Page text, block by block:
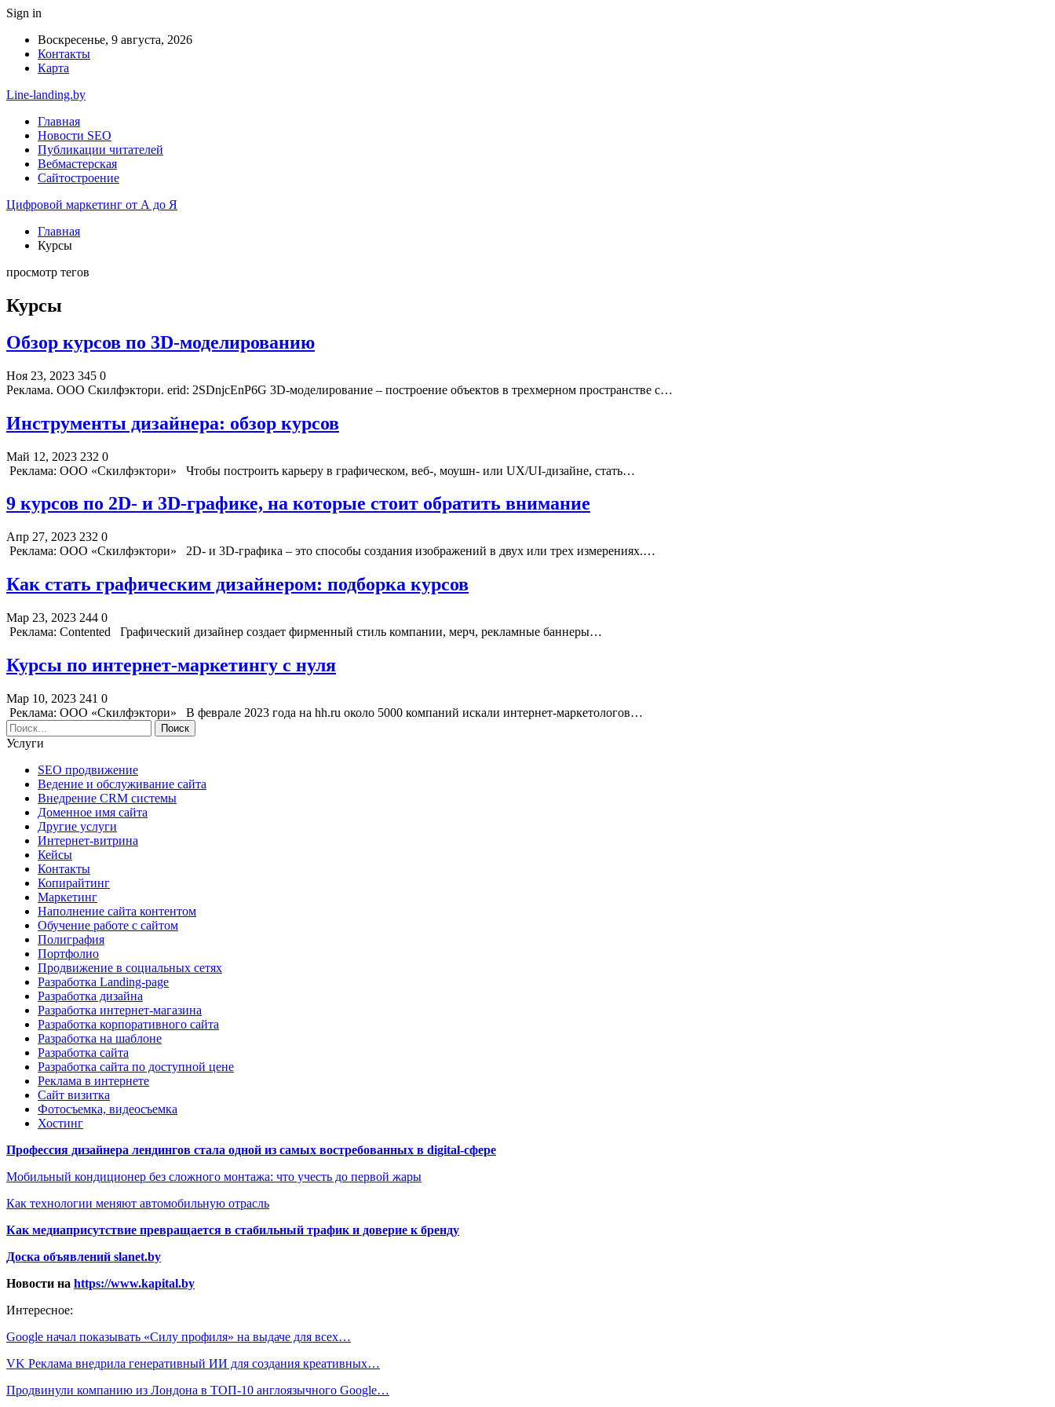
Sign in
Воскресенье, 9 августа, 2026
Контакты
Карта
Line-landing.by
Главная
Новости SEO
Публикации читателей
Вебмастерская
Сайтостроение
Цифровой маркетинг от А до Я
Главная
Курсы
просмотр тегов
Курсы
Обзор курсов по 3D-моделированию
Ноя 23, 2023 345 0
Реклама. ООО Скилфэктори. erid: 2SDnjcEnP6G 3D-моделирование – построение объектов в трехмерном пространстве с…
Инструменты дизайнера: обзор курсов
Май 12, 2023 232 0
Реклама: ООО «Скилфэктори» Чтобы построить карьеру в графическом, веб-, моушн- или UX/UI-дизайне, стать…
9 курсов по 2D- и 3D-графике, на которые стоит обратить внимание
Апр 27, 2023 232 0
Реклама: ООО «Скилфэктори» 2D- и 3D-графика – это способы создания изображений в двух или трех измерениях.…
Как стать графическим дизайнером: подборка курсов
Мар 23, 2023 244 0
Реклама: Contented Графический дизайнер создает фирменный стиль компании, мерч, рекламные баннеры…
Курсы по интернет-маркетингу с нуля
Мар 10, 2023 241 0
Реклама: ООО «Скилфэктори» В феврале 2023 года на hh.ru около 5000 компаний искали интернет-маркетологов…
Услуги
SEO продвижение
Ведение и обслуживание сайта
Внедрение CRM системы
Доменное имя сайта
Другие услуги
Интернет-витрина
Кейсы
Контакты
Копирайтинг
Маркетинг
Наполнение сайта контентом
Обучение работе с сайтом
Полиграфия
Портфолио
Продвижение в социальных сетях
Разработка Landing-page
Разработка дизайна
Разработка интернет-магазина
Разработка корпоративного сайта
Разработка на шаблоне
Разработка сайта
Разработка сайта по доступной цене
Реклама в интернете
Сайт визитка
Фотосъемка, видеосъемка
Хостинг
Профессия дизайнера лендингов стала одной из самых востребованных в digital-сфере
Мобильный кондиционер без сложного монтажа: что учесть до первой жары
Как технологии меняют автомобильную отрасль
Как медиаприсутствие превращается в стабильный трафик и доверие к бренду
Доска объявлений slanet.by
Новости на https://www.kapital.by
Интересное:
Google начал показывать «Силу профиля» на выдаче для всех…
VK Реклама внедрила генеративный ИИ для создания креативных…
Продвинули компанию из Лондона в ТОП-10 англоязычного Google…